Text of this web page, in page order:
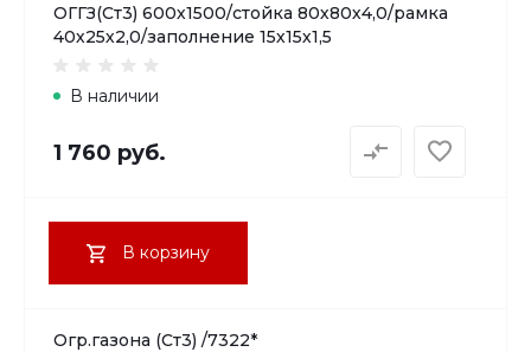
ОГГЗ(Ст3) 600х1500/стойка 80х80х4,0/рамка
40х25х2,0/заполнение 15х15х1,5
В наличии
1 760 руб.
В корзину
Огр.газона (Ст3) /7322*